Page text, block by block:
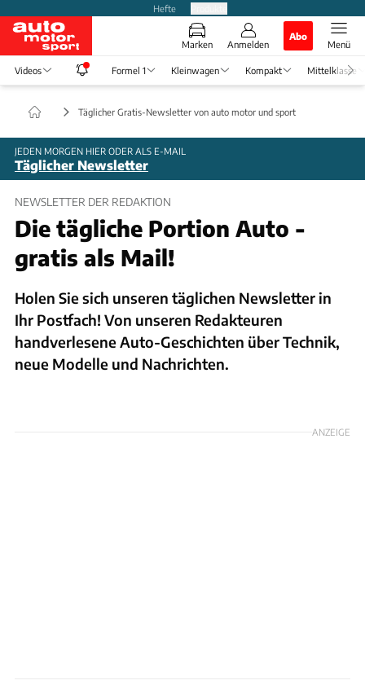
Hefte
Marken Anmelden
Abo
Menü
Videos Formel 1 Kleinwagen Kompakt Mittelklasse
Täglicher Gratis-Newsletter von auto motor und sport
JEDEN MORGEN HIER ODER ALS E-MAIL
Täglicher Newsletter
NEWSLETTER DER REDAKTION
Die tägliche Portion Auto -
gratis als Mail!
Holen Sie sich unseren täglichen Newsletter in
Ihr Postfach! Von unseren Redakteuren
handverlesene Auto-Geschichten über Technik,
neue Modelle und Nachrichten.
ANZEIGE